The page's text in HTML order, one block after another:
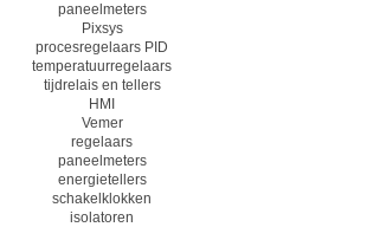
paneelmeters
Pixsys
procesregelaars PID
temperatuurregelaars
tijdrelais en tellers
HMI
Vemer
regelaars
paneelmeters
energietellers
schakelklokken
isolatoren